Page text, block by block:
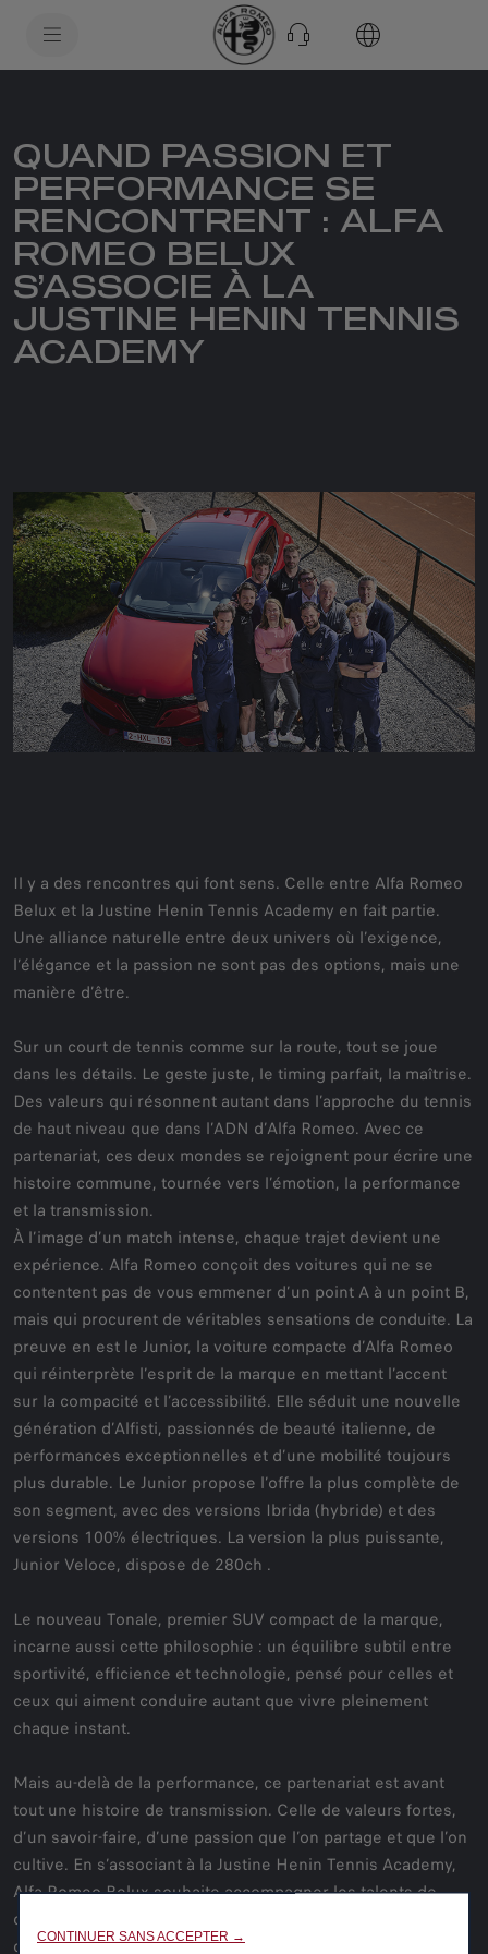
QUAND PASSION ET
PERFORMANCE SE
RENCONTRENT : ALFA
ROMEO BELUX
S’ASSOCIE À LA
JUSTINE HENIN TENNIS
ACADEMY
Il y a des rencontres qui font sens. Celle entre Alfa Romeo
Belux et la Justine Henin Tennis Academy en fait partie.
Une alliance naturelle entre deux univers où l’exigence,
l’élégance et la passion ne sont pas des options, mais une
manière d’être.
Sur un court de tennis comme sur la route, tout se joue
dans les détails. Le geste juste, le timing parfait, la maîtrise.
Des valeurs qui résonnent autant dans l’approche du tennis
de haut niveau que dans l’ADN d’Alfa Romeo. Avec ce
partenariat, ces deux mondes se rejoignent pour écrire une
histoire commune, tournée vers l’émotion, la performance
et la transmission.
À l’image d’un match intense, chaque trajet devient une
expérience. Alfa Romeo conçoit des voitures qui ne se
contentent pas de vous emmener d’un point A à un point B,
mais qui procurent de véritables sensations de conduite. La
preuve en est le Junior, la voiture compacte d’Alfa Romeo
qui réinterprète l’esprit de la marque en mettant l’accent
sur la compacité et l’accessibilité. Elle séduit une nouvelle
génération d’Alfisti, passionnés de beauté italienne, de
performances exceptionnelles et d’une mobilité toujours
plus durable. Le Junior propose l’offre la plus complète de
son segment, avec des versions Ibrida (hybride) et des
versions 100% électriques. La version la plus puissante,
Junior Veloce, dispose de 280ch .
Le nouveau Tonale, premier SUV compact de la marque,
incarne aussi cette philosophie : un équilibre subtil entre
sportivité, efficience et technologie, pensé pour celles et
ceux qui aiment conduire autant que vivre pleinement
chaque instant.
Mais au-delà de la performance, ce partenariat est avant
tout une histoire de transmission. Celle de valeurs fortes,
d’un savoir-faire, d’une passion que l’on partage et que l’on
cultive. En s’associant à la Justine Henin Tennis Academy,
Alfa Romeo Belux souhaite accompagner les talents de
demain, les encourager à se dépasser et leur offrir un
cadre où ambition et plaisir peuvent coexister.
CONTINUER SANS ACCEPTER →